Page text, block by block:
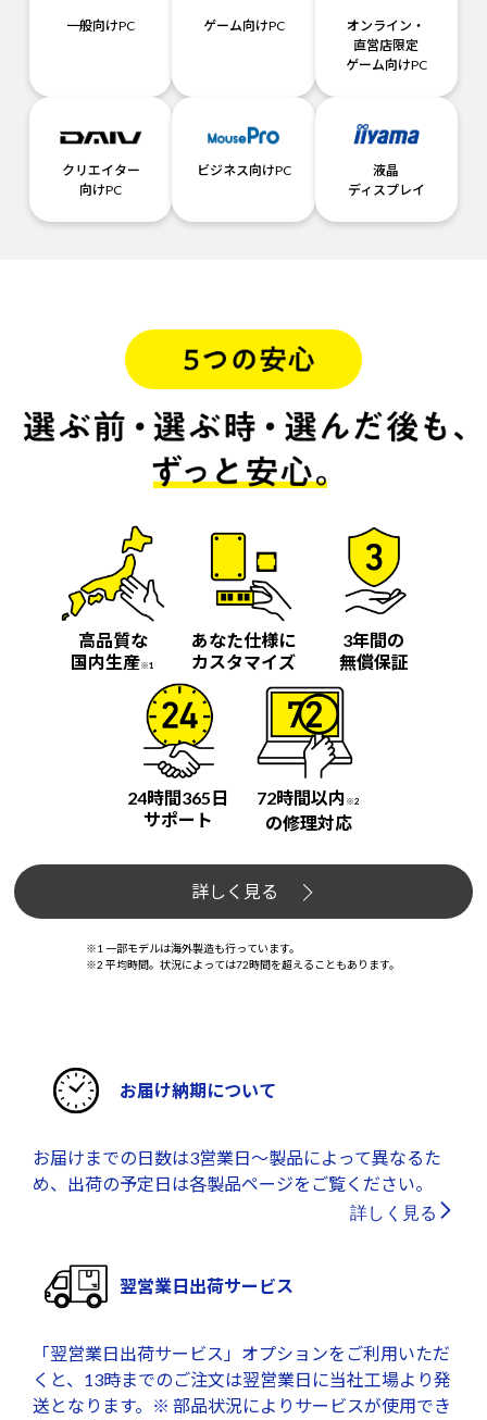
一般向けPC ゲーム向けPC
オンライン・
直営店限定
ゲーム向けPC
クリエイター
向けPC
ビジネス向けPC
液晶
ディスプレイ
高品質な
国内生産※1
あなた仕様に
カスタマイズ
3年間の
無償保証
24時間365日
サポート
72時間以内 ※2
の修理対応
詳しく見る
※1 一部モデルは海外製造も行っています。
※2 平均時間。状況によっては72時間を超えることもあります。
お届け納期について
お届けまでの日数は3営業日～製品によって異なるた
め、出荷の予定日は各製品ページをご覧ください。
詳しく見る
翌営業日出荷サービス
「翌営業日出荷サービス」オプションをご利用いただ
くと、13時までのご注文は翌営業日に当社工場より発
送となります。※ 部品状況によりサービスが使用でき